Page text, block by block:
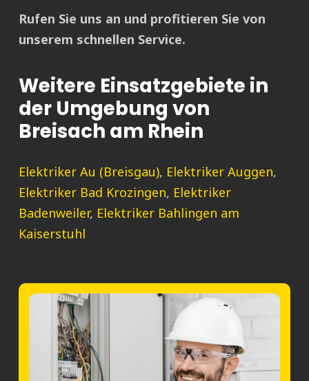
Rufen Sie uns an und profitieren Sie von
unserem schnellen Service.
Weitere Einsatzgebiete in
der Umgebung von
Breisach am Rhein
Elektriker Au (Breisgau), Elektriker Auggen,
Elektriker Bad Krozingen, Elektriker
Badenweiler, Elektriker Bahlingen am
Kaiserstuhl